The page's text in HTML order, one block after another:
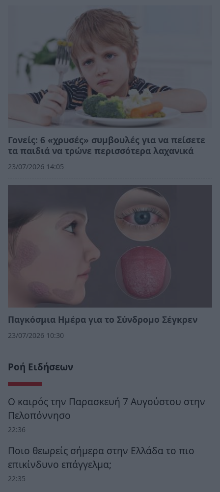
Γονείς: 6 «χρυσές» συμβουλές για να πείσετε
τα παιδιά να τρώνε περισσότερα λαχανικά
23/07/2026 14:05
Παγκόσμια Ημέρα για το Σύνδρομο Σέγκρεν
23/07/2026 10:30
Ροή Ειδήσεων
Ο καιρός την Παρασκευή 7 Αυγούστου στην
Πελοπόννησο
22:36
Ποιο θεωρείς σήμερα στην Ελλάδα το πιο
επικίνδυνο επάγγελμα;
22:35